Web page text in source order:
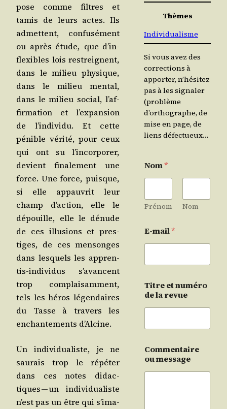
pose comme filtres et
tamis de leurs actes. Ils
admettent, confu­sé­ment
ou après étude, que d’in­
flexibles lois restreignent,
dans le milieu phy­sique,
dans le milieu men­tal,
dans le milieu social, l’af­
fir­ma­tion et l’ex­pan­sion
de l’in­di­vi­du. Et cette
pénible véri­té, pour ceux
qui ont su l’in­cor­po­rer,
devient fina­le­ment une
force. Une force, puisque,
si elle appau­vrit leur
champ d’ac­tion, elle le
dépouille, elle le dénude
de ces illu­sions et pres­
tiges, de ces men­songes
dans les­quels les appren­
tis-indi­vi­dus s’a­vancent
trop com­plai­sam­ment,
tels les héros légen­daires
du Tasse à tra­vers les
enchan­te­ments d’Alcine.
Un indi­vi­dua­liste, je ne
sau­rais trop le répé­ter
dans ces notes didac­
tiques — un indi­vi­dua­liste
n’est pas un être qui s’i­ma­
Thèmes
Individualisme
Si vous avez des
corrections à
apporter, n’hésitez
pas à les signaler
(problème
d’orthographe, de
mise en page, de
liens défectueux…
Nom*
Prénom Nom
E-mail*
Titre et numéro
de la revue
Commentaire
ou message